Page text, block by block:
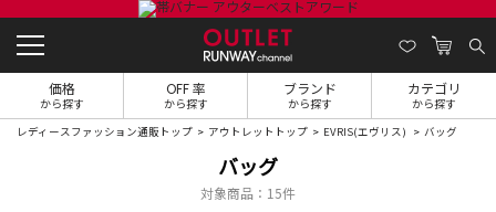
価格
から探す
OFF 率
から探す
ブランド
から探す
カテゴリ
から探す
レディースファッション通販トップ アウトレットトップ EVRIS(エヴリス) バッグ
バッグ
対象商品： 15件